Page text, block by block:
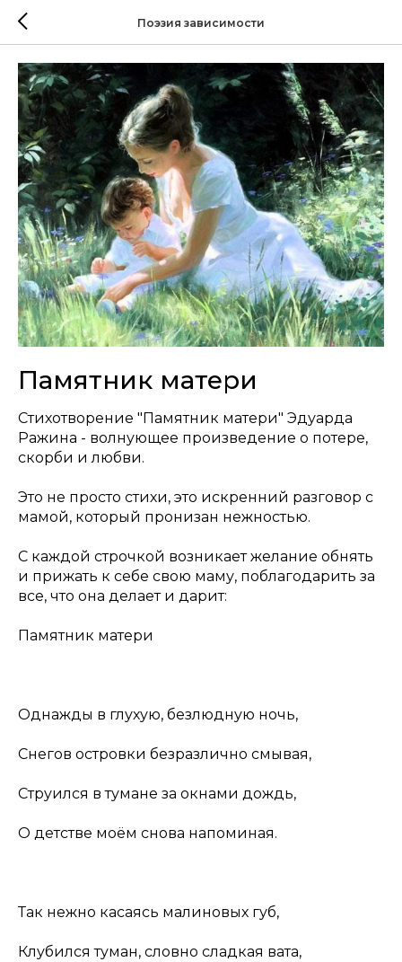
Поэзия зависимости
Памятник матери
Стихотворение "Памятник матери" Эдуарда
Ражина - волнующее произведение о потере,
скорби и любви.
Это не просто стихи, это искренний разговор с
мамой, который пронизан нежностью.
С каждой строчкой возникает желание обнять
и прижать к себе свою маму, поблагодарить за
все, что она делает и дарит:
Памятник матери
Однажды в глухую, безлюдную ночь,
Снегов островки безразлично смывая,
Струился в тумане за окнами дождь,
О детстве моём снова напоминая.
Так нежно касаясь малиновых губ,
Клубился туман, словно сладкая вата,